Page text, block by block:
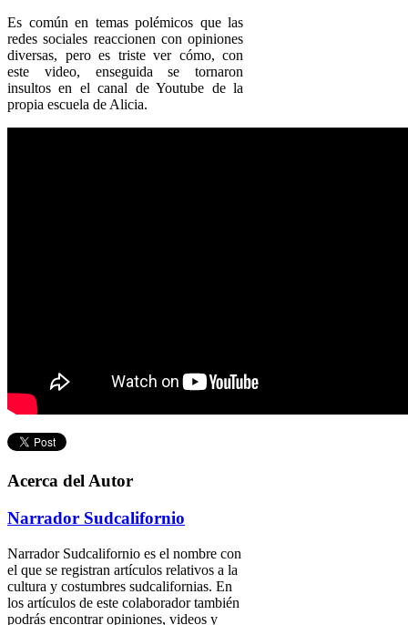
Es común en temas polémicos que las
redes sociales reaccionen con opiniones
diversas, pero es triste ver cómo, con
este video, enseguida se tornaron
insultos en el canal de Youtube de la
propia escuela de Alicia.
Acerca del Autor
Narrador Sudcalifornio
Narrador Sudcalifornio es el nombre con
el que se registran artículos relativos a la
cultura y costumbres sudcalifornias. En
los artículos de este colaborador también
podrás encontrar opiniones, videos y